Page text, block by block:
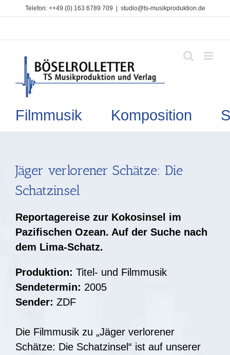
Telefon: ++49 (0) 163 6789 709 studio@ts-musikproduktion.de
Filmmusik Komposition
Jäger verlorener Schätze: Die
Schatzinsel
Reportagereise zur Kokosinsel im
Pazifischen Ozean. Auf der Suche nach
dem Lima-Schatz.
Produktion: Titel- und Filmmusik
Sendetermin: 2005
Sender: ZDF
Die Filmmusik zu „Jäger verlorener
Schätze: Die Schatzinsel“ ist auf unserer